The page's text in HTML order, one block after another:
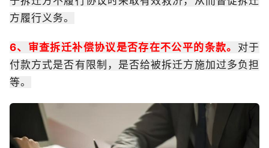
方履行义务。
6、审查拆迁补偿协议是否存在不公平的条款。 对于
付款方式是否有限制，是否给被拆迁方施加过多负担
等。